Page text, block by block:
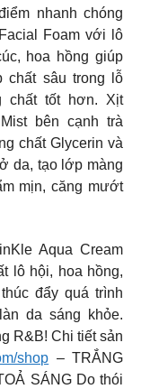
nhanh chóng
Foam với lô
hoa hồng giúp
chất sâu trong lỗ
chất tốt hơn. Xịt
bên cạnh trà
chất Glycerin và
da, tạo lớp màng
mịn, căng mướt
Aqua Cream
lô hội, hoa hồng,
đẩy quá trình
da sáng khỏe.
R&B! Chi tiết sản
shop – TRẮNG
SÁNG Do thói